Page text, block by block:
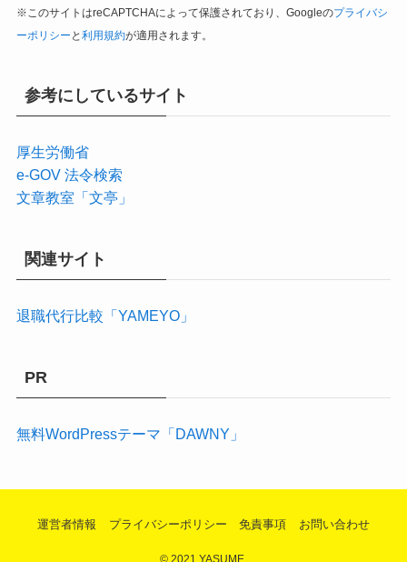
※このサイトはreCAPTCHAによって保護されており、Googleのプライバシ
ーポリシー と 利用規約が適用されます。
参考にしているサイト
厚生労働省
e-GOV 法令検索
文章教室「文亭」
関連サイト
退職代行比較「YAMEYO」
PR
無料WordPressテーマ「DAWNY」
運営者情報 プライバシーポリシー 免責事項 お問い合わせ
© 2021 YASUME.